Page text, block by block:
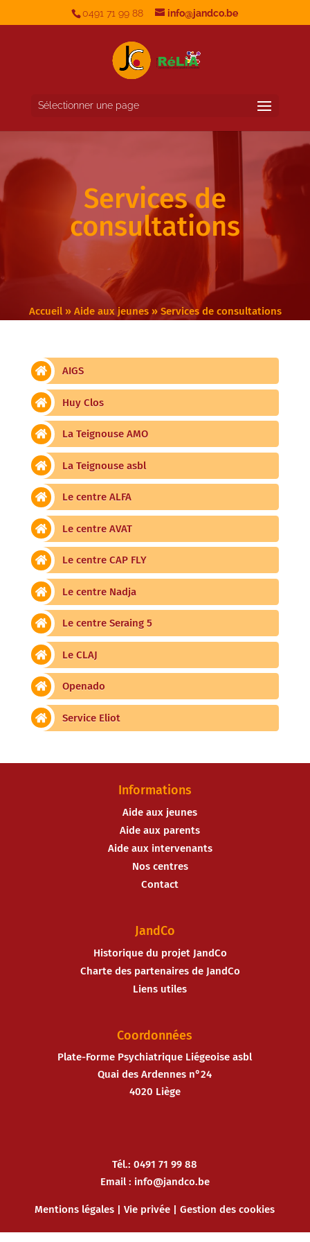
0491 71 99 88 info@jandco.be
Sélectionner une page
Services de
consultations
Accueil» Aide aux jeunes» Services de consultations
AIGS
Huy Clos
La Teignouse AMO
La Teignouse asbl
Le centre ALFA
Le centre AVAT
Le centre CAP FLY
Le centre Nadja
Le centre Seraing 5
Le CLAJ
Openado
Service Eliot
Informations
Aide aux jeunes
Aide aux parents
Aide aux intervenants
Nos centres
Contact
JandCo
Historique du projet JandCo
Charte des partenaires de JandCo
Liens utiles
Coordonnées
Plate-Forme Psychiatrique Liégeoise asbl
Quai des Ardennes n°24
4020 Liège
Tél.: 0491 71 99 88
Email : info@jandco.be
Mentions légales |Vie privée |Gestion des cookies